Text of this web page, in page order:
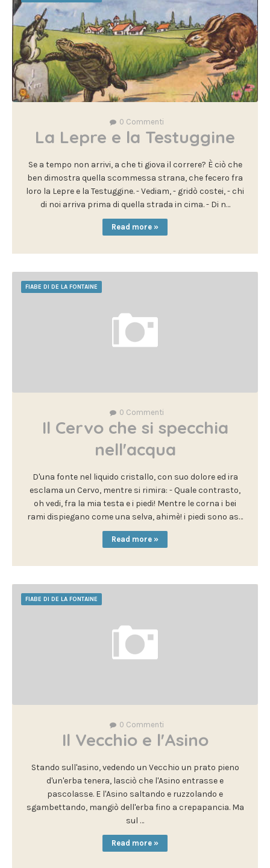
0 Commenti
La Lepre e la Testuggine
Se a tempo non arrivi, a che ti giova il correre? È ciò che
ben dimostra quella scommessa strana, che fecero fra
loro la Lepre e la Testuggine. - Vediam, - gridò costei, - chi
di noi arriva prima di quella strada in cima. - Di n…
Read more »
FIABE DI DE LA FONTAINE
0 Commenti
Il Cervo che si specchia
nell'acqua
D'una fonte nel liquido cristallo, con suo dolore ed ira
esclama un Cervo, mentre si rimira: - Quale contrasto,
oh vedi, fra la mia testa e i piedi! Mentre le corna i bei
rami dispiegano come una selva, ahimè! i piedi sono as…
Read more »
FIABE DI DE LA FONTAINE
0 Commenti
Il Vecchio e l'Asino
Stando sull'asino, vedendo un Vecchio un prato pieno
d'un'erba tenera, lasciò che l'Asino entrasse e
pascolasse. E l'Asino saltando e ruzzolando e
sgambettando, mangiò dell'erba fino a crepapancia. Ma
sul …
Read more »